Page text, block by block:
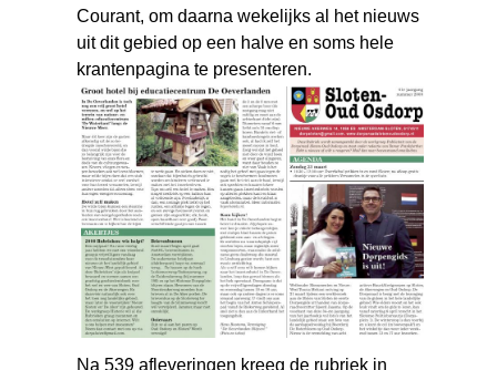
Courant, om daarna wekelijks al het nieuws
uit dit gebied op een halve en soms hele
krantenpagina te presenteren.
Na 539 afleveringen kreeg de rubriek in